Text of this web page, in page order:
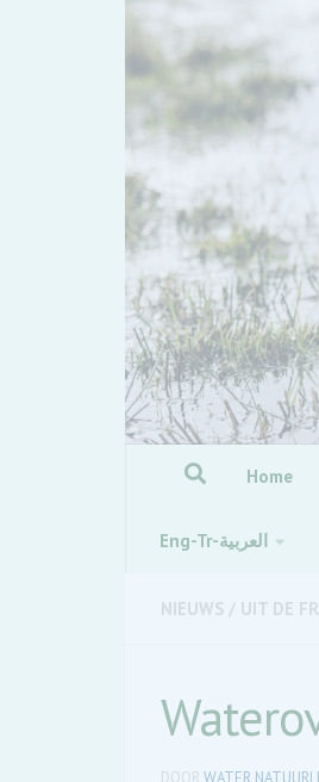
Skip to content
Home
Eng-Tr-العربية
NIEUWS / UIT DE